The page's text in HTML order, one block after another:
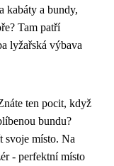
kabáty a bundy,
Tam patří
lyžařská výbava
ten pocit, když
bundu?
svoje místo. Na
- perfektní místo